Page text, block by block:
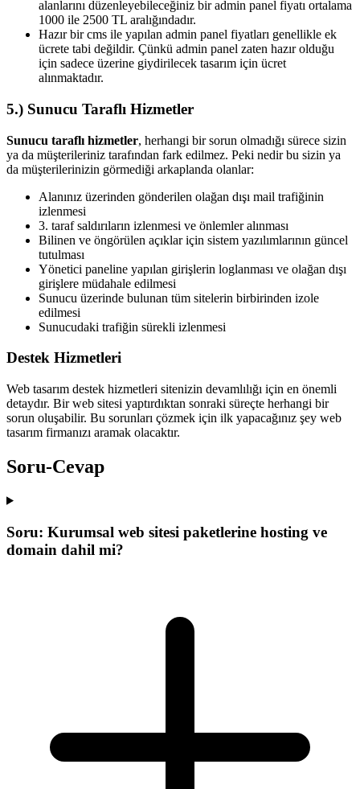
alanlarını düzenleyebileceğiniz bir admin panel fiyatı ortalama
1000 ile 2500 TL aralığındadır.
Hazır bir cms ile yapılan admin panel fiyatları genellikle ek
ücrete tabi değildir. Çünkü admin panel zaten hazır olduğu
için sadece üzerine giydirilecek tasarım için ücret
alınmaktadır.
5.) Sunucu Taraflı Hizmetler
Sunucu taraflı hizmetler, herhangi bir sorun olmadığı sürece sizin
ya da müşterileriniz tarafından fark edilmez. Peki nedir bu sizin ya
da müşterilerinizin görmediği arkaplanda olanlar:
Alanınız üzerinden gönderilen olağan dışı mail trafiğinin
izlenmesi
3. taraf saldırıların izlenmesi ve önlemler alınması
Bilinen ve öngörülen açıklar için sistem yazılımlarının güncel
tutulması
Yönetici paneline yapılan girişlerin loglanması ve olağan dışı
girişlere müdahale edilmesi
Sunucu üzerinde bulunan tüm sitelerin birbirinden izole
edilmesi
Sunucudaki trafiğin sürekli izlenmesi
Destek Hizmetleri
Web tasarım destek hizmetleri sitenizin devamlılığı için en önemli
detaydır. Bir web sitesi yaptırdıktan sonraki süreçte herhangi bir
sorun oluşabilir. Bu sorunları çözmek için ilk yapacağınız şey web
tasarım firmanızı aramak olacaktır.
Soru-Cevap
Soru: Kurumsal web sitesi paketlerine hosting ve
domain dahil mi?